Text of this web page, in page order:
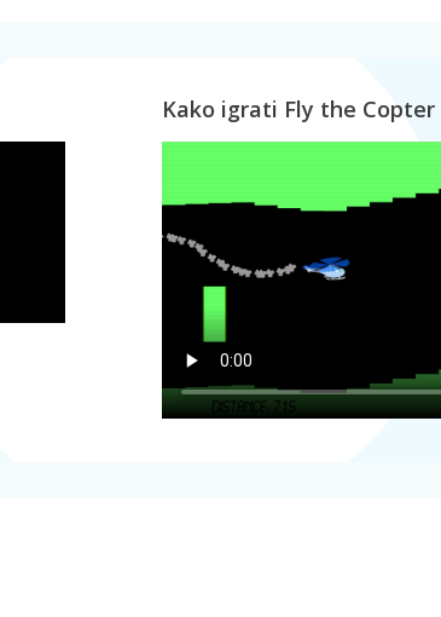
Kako igrati Fly the Copter